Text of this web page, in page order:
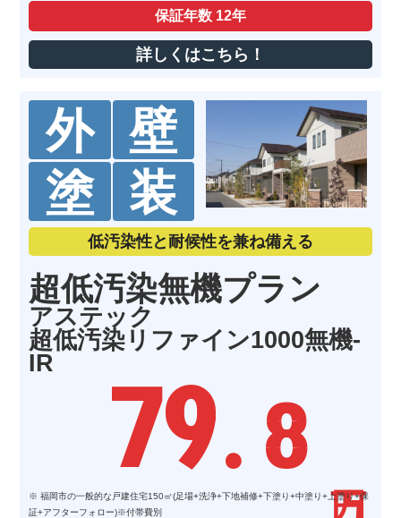
保証年数 12年
詳しくはこちら！
外
壁
塗
装
低汚染性と耐候性を兼ね備える
超低汚染無機プラン
アステック
超低汚染リファイン1000無機-
IR
79. 8
※ 福岡市の一般的な戸建住宅150㎡(足場+洗浄+下地補修+下塗り+中塗り+上塗り+保
証+アフターフォロー)※付帯費別